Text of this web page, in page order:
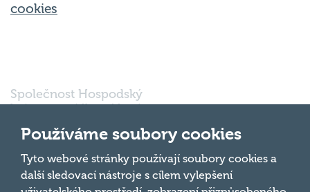
cookies
Společnost Hospodský
kvíz s.r.o., sídlem Nové
602 00 Brno, IČ:
03980138, DIČ:
CZ03980138 je vedena
pod spisovou značkou
Nahoru
Používáme soubory cookies
Tyto webové stránky používají soubory cookies a
další sledovací nástroje s cílem vylepšení